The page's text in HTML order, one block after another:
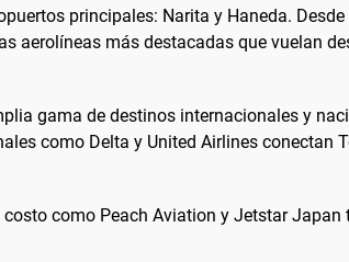
principales: Narita y Haneda.
aerolíneas más destacadas que vuelan
gama de destinos internacionales y
como Delta y United Airlines conectan
como Peach Aviation y Jetstar